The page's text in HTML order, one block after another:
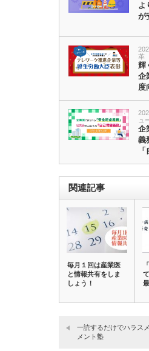
よ
が
革
輝
企
度
ュ
企
義
関連記事
毎月１回は産業医
と情報共有をしま
しょう！
一読するだけでハラス
メント塾